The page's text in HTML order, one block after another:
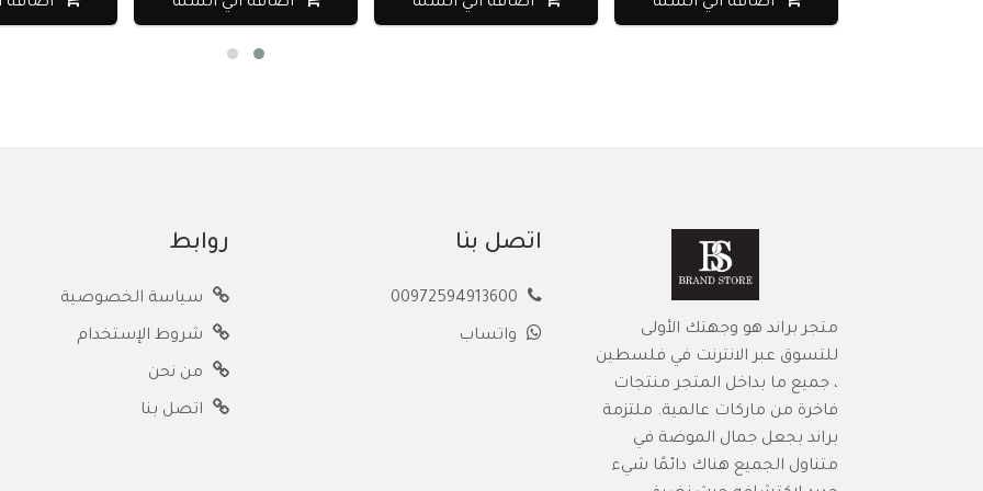
متجر براند هو وجهتك الأولى
للتسوق عبر الانترنت في فلسطين
، جميع ما بداخل المتجر منتجات
فاخرة من ماركات عالمية. ملتزمة
براند بجعل جمال الموضة في
متناول الجميع هناك دائمًا شيء
اتصل بنا
واتساب
روابط
سياسة الخصوصية
شروط الإستخدام
من نحن
اتصل بنا